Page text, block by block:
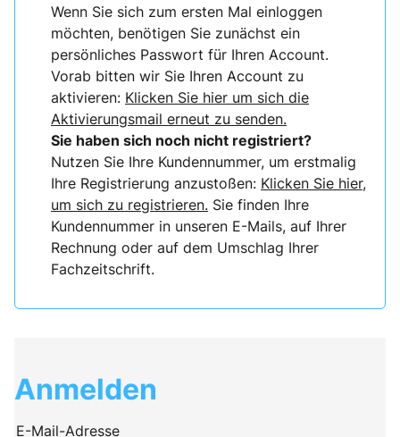
Wenn Sie sich zum ersten Mal einloggen
möchten, benötigen Sie zunächst ein
persönliches Passwort für Ihren Account.
Vorab bitten wir Sie Ihren Account zu
aktivieren: Klicken Sie hier um sich die
Aktivierungsmail erneut zu senden.
Sie haben sich noch nicht registriert?
Nutzen Sie Ihre Kundennummer, um erstmalig
Ihre Registrierung anzustoßen: Klicken Sie hier,
um sich zu registrieren. Sie finden Ihre
Kundennummer in unseren E-Mails, auf Ihrer
Rechnung oder auf dem Umschlag Ihrer
Fachzeitschrift.
Anmelden